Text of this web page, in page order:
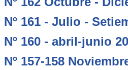
Nº 161 - Julio -
Nº 160 - abril-junio
Nº 157-158